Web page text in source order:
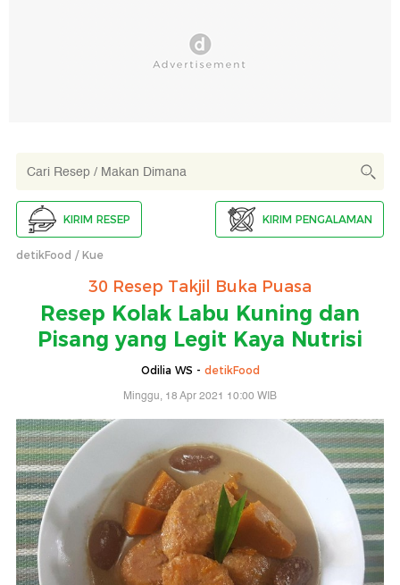
KIRIM RESEP KIRIM PENGALAMAN
detikFood Kue
30 Resep Takjil Buka Puasa
Resep Kolak Labu Kuning dan
Pisang yang Legit Kaya Nutrisi
Odilia WS - detikFood
Minggu, 18 Apr 2021 10:00 WIB